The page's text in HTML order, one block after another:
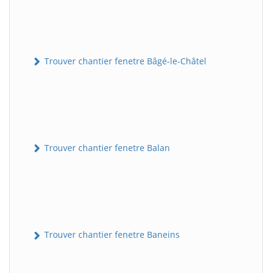
Trouver chantier fenetre Bâgé-le-Châtel
Trouver chantier fenetre Balan
Trouver chantier fenetre Baneins